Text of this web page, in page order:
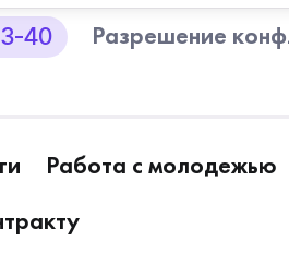
40 Разрешение
Работа с молодежью